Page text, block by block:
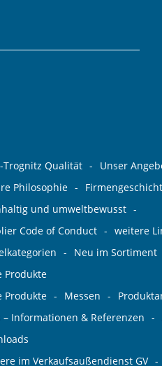
Trognitz Qualität Unser
Philosophie
und umweltbewusst
Code of Conduct
weitere
Neu im Sortiment
Produkte
Produkte Messen
– Informationen & Referenzen
im Verkaufsaußendienst GV